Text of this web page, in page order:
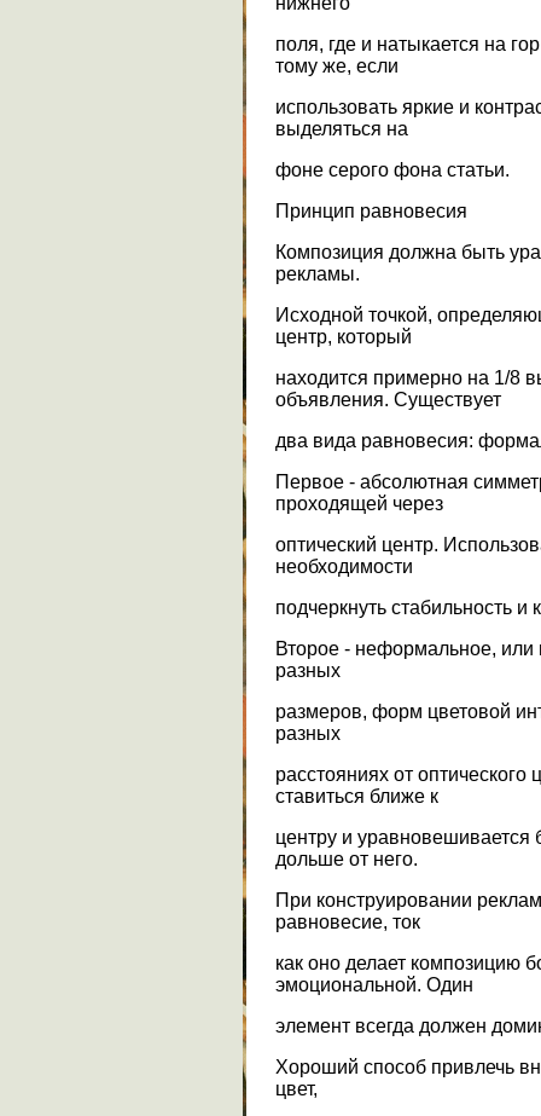
поля, где и натыкается на
тому же, если
использовать яркие и
выделяться на
фоне серого фона статьи.
Принцип равновесия
Композиция должна быть
рекламы.
Исходной точкой,
центр, который
находится примерно на 1/8
объявления. Существует
два вида равновесия:
Первое - абсолютная
проходящей через
оптический центр.
необходимости
подчеркнуть стабильность и
Второе - неформальное,
разных
размеров, форм цветовой
разных
расстояниях от
ставиться ближе к
центру и
дольше от него.
При конструировании
равновесие, ток
как оно делает композицию
эмоциональной. Один
элемент всегда должен
Хороший способ привлечь
цвет,